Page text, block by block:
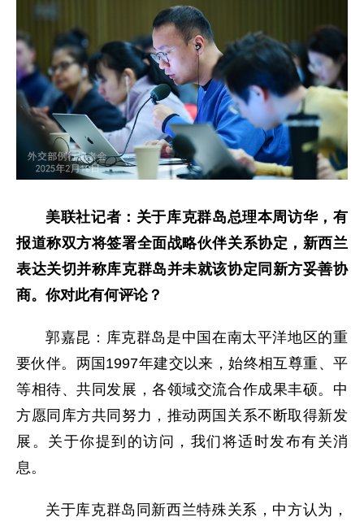
美联社记者：关于库克群岛总理本周访华，有
报道称双方将签署全面战略伙伴关系协定，新西兰
表达关切并称库克群岛并未就该协定同新方妥善协
商。你对此有何评论？
郭嘉昆：库克群岛是中国在南太平洋地区的重
要伙伴。两国1997年建交以来，始终相互尊重、平
等相待、共同发展，各领域交流合作成果丰硕。中
方愿同库方共同努力，推动两国关系不断取得新发
展。关于你提到的访问，我们将适时发布有关消
息。
关于库克群岛同新西兰特殊关系，中方认为，